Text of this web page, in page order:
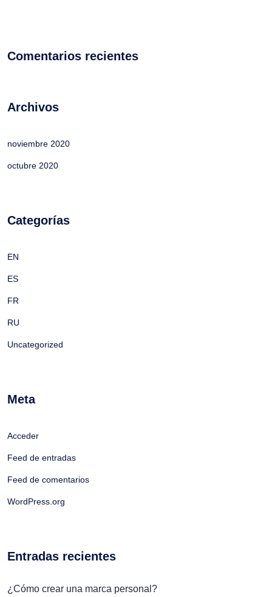
Comentarios recientes
Archivos
noviembre 2020
octubre 2020
Categorías
EN
ES
FR
RU
Uncategorized
Meta
Acceder
Feed de entradas
Feed de comentarios
WordPress.org
Entradas recientes
¿Cómo crear una marca personal?